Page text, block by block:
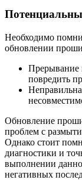
Необходимо
обновлении
Прерывание
повредить
Обновление
проблем с
Однако стоит
диагностики и
выполнении
негативных